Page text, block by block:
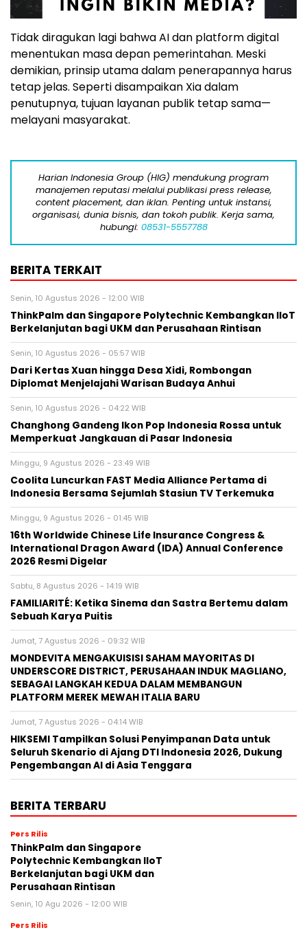
Tidak diragukan lagi bahwa AI dan platform digital
menentukan masa depan pemerintahan. Meski
demikian, prinsip utama dalam penerapannya harus
tetap jelas. Seperti disampaikan Xia dalam
penutupnya, tujuan layanan publik tetap sama—
melayani masyarakat.
Harian Indonesia Group (HIG) mendukung program
manajemen reputasi melalui publikasi press release,
content placement, dan iklan. Penting untuk instansi,
organisasi, dunia bisnis, dan tokoh publik. Kerja sama,
hubungi: 08531-5557788
BERITA TERKAIT
Senin, 10 Agustus 2026 - 12:00 WIB
ThinkPalm dan Singapore Polytechnic Kembangkan IIoT
Berkelanjutan bagi UKM dan Perusahaan Rintisan
Senin, 10 Agustus 2026 - 05:57 WIB
Dari Kertas Xuan hingga Desa Xidi, Rombongan
Diplomat Menjelajahi Warisan Budaya Anhui
Senin, 10 Agustus 2026 - 04:22 WIB
Changhong Gandeng Ikon Pop Indonesia Rossa untuk
Memperkuat Jangkauan di Pasar Indonesia
Minggu, 9 Agustus 2026 - 23:49 WIB
Coolita Luncurkan FAST Media Alliance Pertama di
Indonesia Bersama Sejumlah Stasiun TV Terkemuka
Minggu, 9 Agustus 2026 - 01:45 WIB
16th Worldwide Chinese Life Insurance Congress &
International Dragon Award (IDA) Annual Conference
2026 Resmi Digelar
Sabtu, 8 Agustus 2026 - 14:19 WIB
FAMILIARITÉ: Ketika Sinema dan Sastra Bertemu dalam
Sebuah Karya Puitis
Jumat, 7 Agustus 2026 - 09:32 WIB
MONDEVITA MENGAKUISISI SAHAM MAYORITAS DI
UNDERSCORE DISTRICT, PERUSAHAAN INDUK MAGLIANO,
SEBAGAI LANGKAH KEDUA DALAM MEMBANGUN
PLATFORM MEREK MEWAH ITALIA BARU
Jumat, 7 Agustus 2026 - 04:14 WIB
HIKSEMI Tampilkan Solusi Penyimpanan Data untuk
Seluruh Skenario di Ajang DTI Indonesia 2026, Dukung
Pengembangan AI di Asia Tenggara
BERITA TERBARU
Pers Rilis
ThinkPalm dan Singapore
Polytechnic Kembangkan IIoT
Berkelanjutan bagi UKM dan
Perusahaan Rintisan
Senin, 10 Agu 2026 - 12:00 WIB
Pers Rilis